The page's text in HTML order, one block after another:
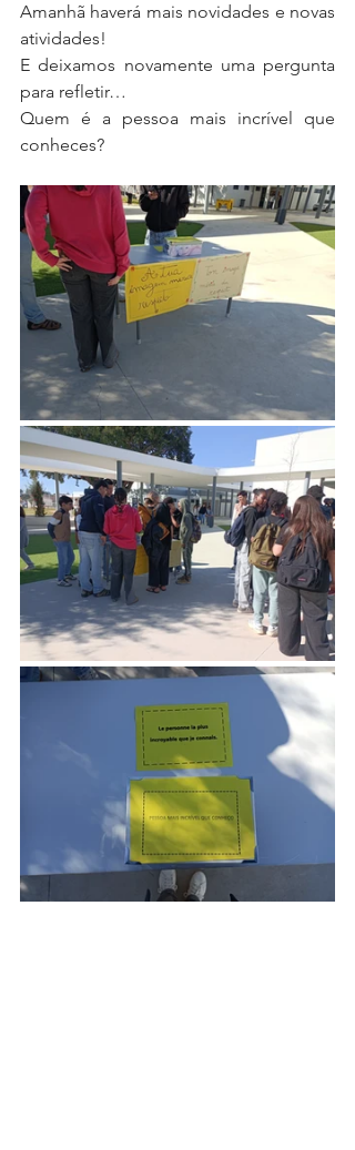
Amanhã haverá mais novidades e novas
atividades!
E deixamos novamente uma pergunta
para refletir…
Quem é a pessoa mais incrível que
conheces?